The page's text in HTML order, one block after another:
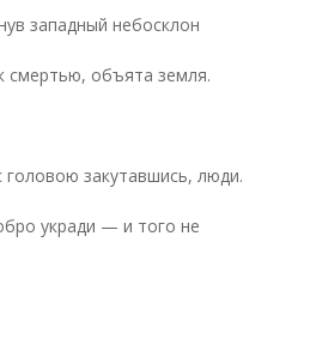
западный небосклон
объята земля.
головою закутавшись, люди.
укради — и того не